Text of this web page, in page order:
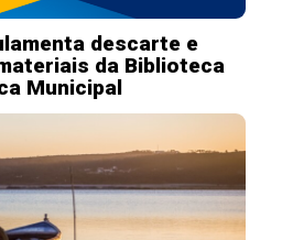
descarte e
da Biblioteca
Municipal